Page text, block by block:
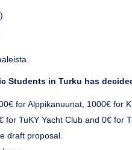
Students in Turku has
for Alppikanuunat, 1000€ for
TuKY Yacht Club and 0€ for
draft proposal.